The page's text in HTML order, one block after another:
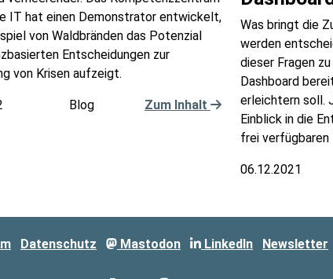
IT hat einen Demonstrator entwickelt,
von Waldbränden das Potenzial
Entscheidungen zur
von Krisen aufzeigt.
Blog Zum Inhalt
Was bringt die
werden
dieser Fragen
Dashboard
erleichtern soll.
Einblick in die
frei verfügbaren
06.12.2021
Datenschutz Mastodon LinkedIn Newsletter